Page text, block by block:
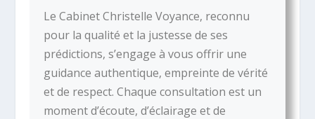
Le Cabinet Christelle Voyance, reconnu
pour la qualité et la justesse de ses
prédictions, s’engage à vous offrir une
guidance authentique, empreinte de vérité
et de respect. Chaque consultation est un
moment d’écoute, d’éclairage et de